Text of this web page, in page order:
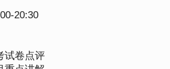
20:30
试卷点评